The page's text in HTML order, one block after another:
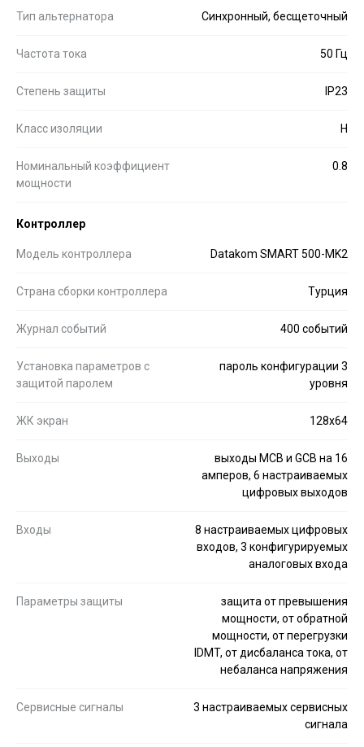
Тип альтернатора Синхронный, бесщеточный
Частота тока 50 Гц
Степень защиты IP23
Класс изоляции H
Номинальный коэффициент
мощности
0.8
Контроллер
Модель контроллера Datakom SMART 500-MK2
Страна сборки контроллера Турция
Журнал событий 400 событий
Установка параметров с
защитой паролем
пароль конфигурации 3
уровня
ЖК экран 128x64
Выходы
выходы MCB и GCB на 16
амперов, 6 настраиваемых
цифровых выходов
Входы
8 настраиваемых цифровых
входов, 3 конфигурируемых
аналоговых входа
Параметры защиты
защита от превышения
мощности, от обратной
мощности, от перегрузки
IDMT, от дисбаланса тока, от
небаланса напряжения
Сервисные сигналы
3 настраиваемых сервисных
сигнала